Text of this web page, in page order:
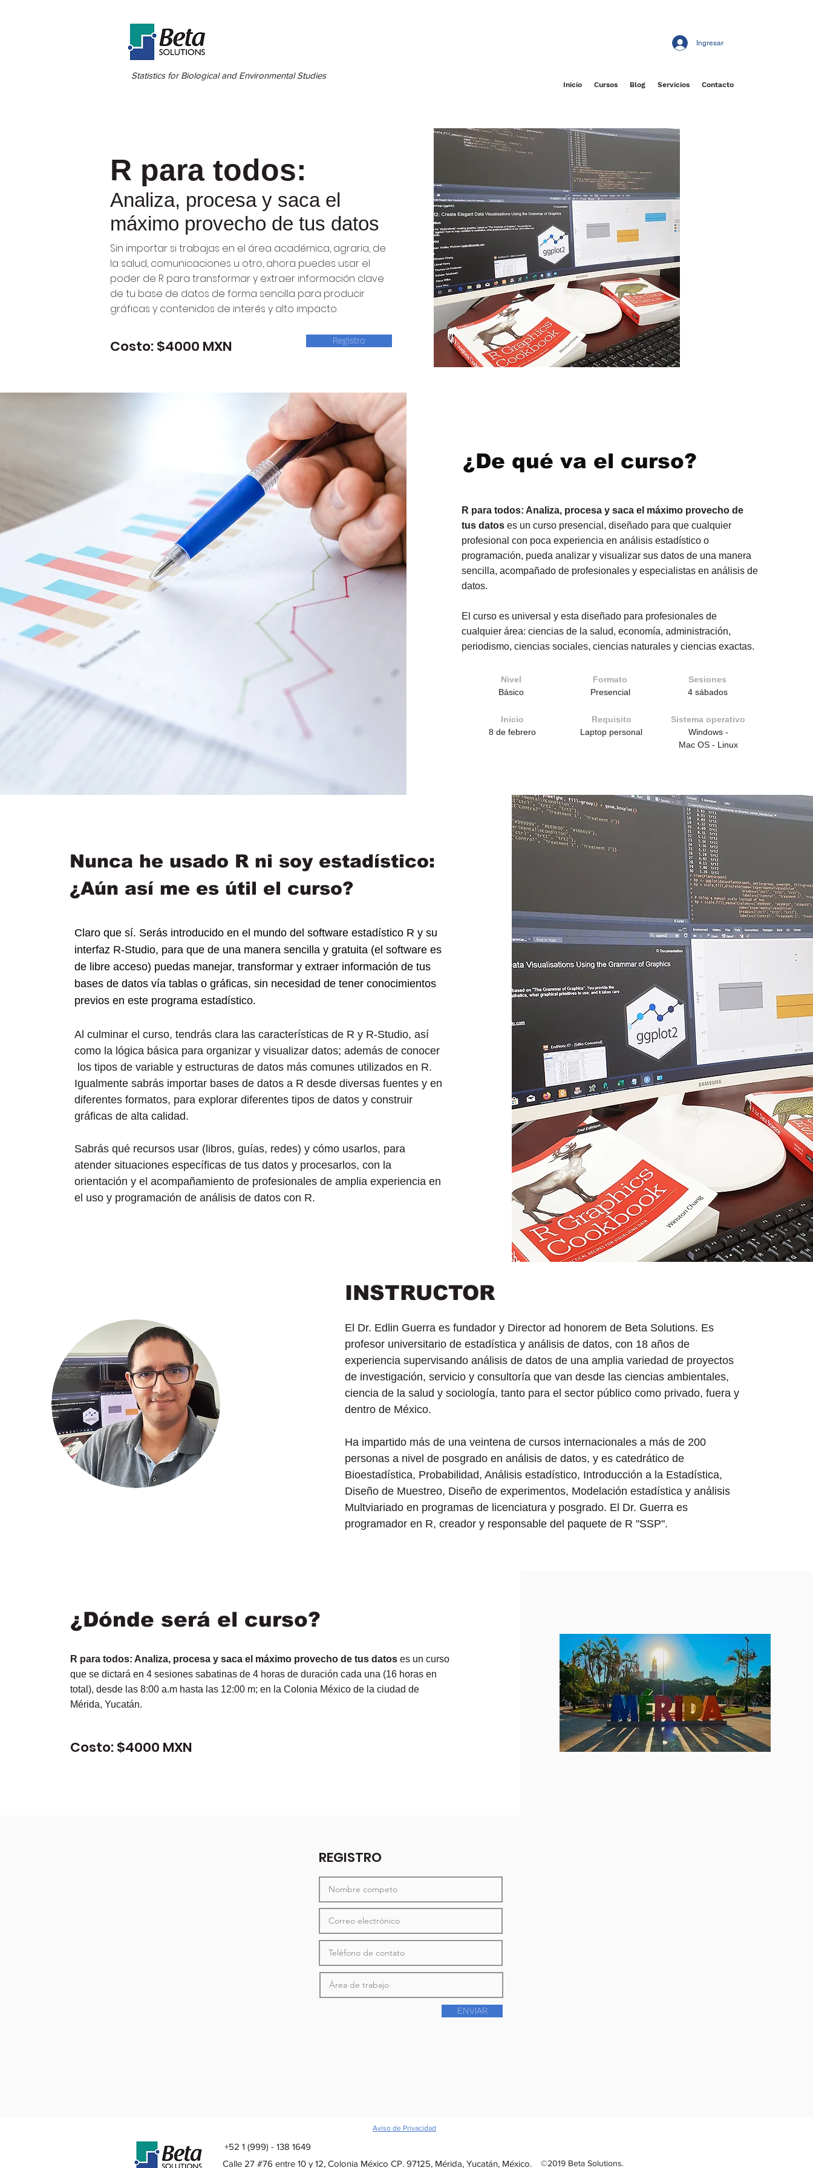
Statistics for Biological and Environmental Studies
Ingresar
Inicio Cursos Blog Servicios Contacto
R para todos:
Analiza, procesa y saca el
máximo provecho de tus datos
Sin importar si trabajas en el área académica, agraria, de
la salud, comunicaciones u otro, ahora puedes usar el
poder de R para transformar y extraer información clave
de tu base de datos de forma sencilla para producir
gráficas y contenidos de interés y alto impacto.
Costo: $4000 MXN Registro
¿De qué va el curso?
R para todos: Analiza, procesa y saca el máximo provecho de
tus datos es un curso presencial, diseñado para que cualquier
profesional con poca experiencia en análisis estadístico o
programación, pueda analizar y visualizar sus datos de una manera
sencilla, acompañado de profesionales y especialistas en análisis de
datos.
El curso es universal y esta diseñado para profesionales de
cualquier área: ciencias de la salud, economía, administración,
periodismo, ciencias sociales, ciencias naturales y ciencias exactas.
Nivel
Básico
Formato
Presencial
Sesiones
4 sábados
Inicio
8 de febrero
Requisito
Laptop personal
Sistema operativo
Windows -
Mac OS - Linux
Nunca he usado R ni soy estadístico:
¿Aún así me es útil el curso?
Claro que sí. Serás introducido en el mundo del software estadístico R y su
interfaz R-Studio, para que de una manera sencilla y gratuita (el software es
de libre acceso) puedas manejar, transformar y extraer información de tus
bases de datos vía tablas o gráficas, sin necesidad de tener conocimientos
previos en este programa estadístico.
Al culminar el curso, tendrás clara las características de R y R-Studio, así
como la lógica básica para organizar y visualizar datos; además de conocer
los tipos de variable y estructuras de datos más comunes utilizados en R.
Igualmente sabrás importar bases de datos a R desde diversas fuentes y en
diferentes formatos, para explorar diferentes tipos de datos y construir
gráficas de alta calidad.
Sabrás qué recursos usar (libros, guías, redes) y cómo usarlos, para
atender situaciones específicas de tus datos y procesarlos, con la
orientación y el acompañamiento de profesionales de amplia experiencia en
el uso y programación de análisis de datos con R.
INSTRUCTOR
El Dr. Edlin Guerra es fundador y Director ad honorem de Beta Solutions. Es
profesor universitario de estadística y análisis de datos, con 18 años de
experiencia supervisando análisis de datos de una amplia variedad de proyectos
de investigación, servicio y consultoría que van desde las ciencias ambientales,
ciencia de la salud y sociología, tanto para el sector público como privado, fuera y
dentro de México.
Ha impartido más de una veintena de cursos internacionales a más de 200
personas a nivel de posgrado en análisis de datos, y es catedrático de
Bioestadística, Probabilidad, Análisis estadístico, Introducción a la Estadística,
Diseño de Muestreo, Diseño de experimentos, Modelación estadística y análisis
Multviariado en programas de licenciatura y posgrado. El Dr. Guerra es
programador en R, creador y responsable del paquete de R "SSP".
¿Dónde será el curso?
R para todos: Analiza, procesa y saca el máximo provecho de tus datos es un curso
que se dictará en 4 sesiones sabatinas de 4 horas de duración cada una (16 horas en
total), desde las 8:00 a.m hasta las 12:00 m; en la Colonia México de la ciudad de
Mérida, Yucatán.
Costo: $4000 MXN
REGISTRO
ENVIAR
Aviso de Privacidad
+52 1 (999) - 138 1649
Calle 27 #76 entre 10 y 12, Colonia México CP. 97125, Mérida, Yucatán, México.
©2019 Beta Solutions.